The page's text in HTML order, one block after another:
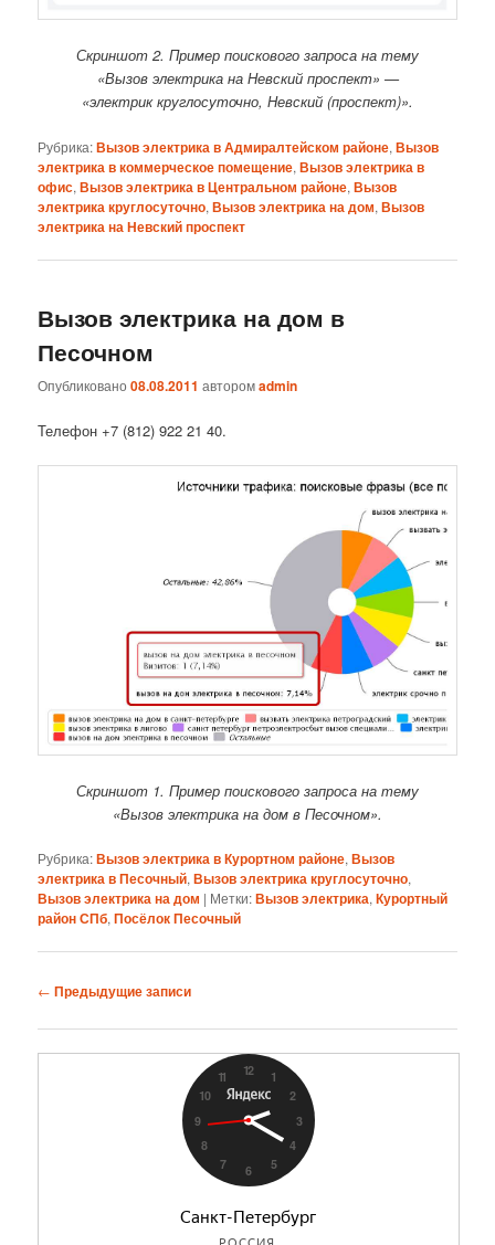
Скриншот 2. Пример поискового запроса на тему
«Вызов электрика на Невский проспект» —
«электрик круглосуточно, Невский (проспект)».
Рубрика:Вызов электрика в Адмиралтейском районе,Вызов
электрика в коммерческое помещение,Вызов электрика в
офис,Вызов электрика в Центральном районе,Вызов
электрика круглосуточно,Вызов электрика на дом,Вызов
электрика на Невский проспект
Вызов электрика на дом в
Песочном
Опубликовано08.08.2011 авторомadmin
Телефон +7 (812) 922 21 40.
Скриншот 1. Пример поискового запроса на тему
«Вызов электрика на дом в Песочном».
Рубрика:Вызов электрика в Курортном районе,Вызов
электрика в Песочный,Вызов электрика круглосуточно,
Вызов электрика на дом | Метки:Вызов электрика,Курортный
район СПб,Посёлок Песочный
Навигация
записям
← Предыдущие записи